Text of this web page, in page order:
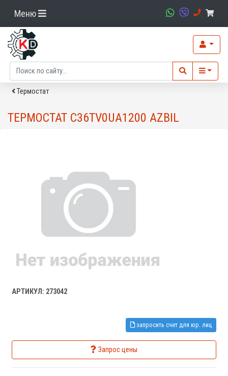
Меню
Термостат
ТЕРМОСТАТ C36TV0UA1200 AZBIL
АРТИКУЛ: 273042
запросить счет для юр. лиц
Запрос цены